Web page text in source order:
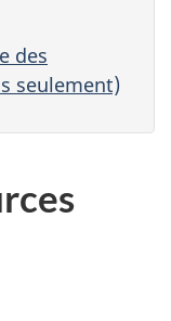
des
seulement)